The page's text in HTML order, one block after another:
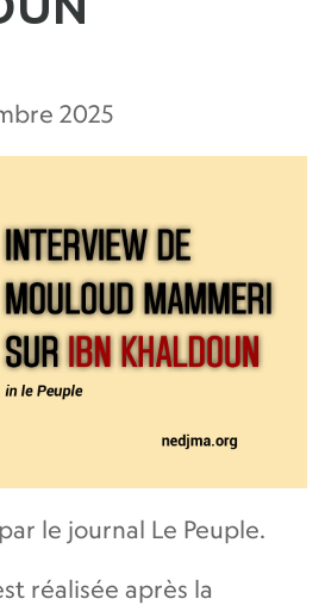
2025
le journal Le Peuple.
réalisée après la